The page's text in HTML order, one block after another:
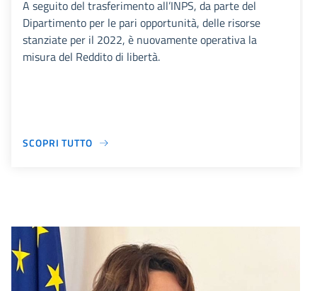
A seguito del trasferimento all’INPS, da parte del
Dipartimento per le pari opportunità, delle risorse
stanziate per il 2022, è nuovamente operativa la
misura del Reddito di libertà.
SCOPRI TUTTO